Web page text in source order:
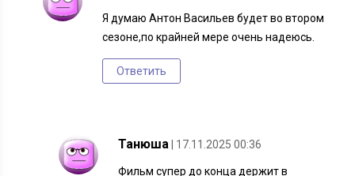
Я думаю Антон Васильев будет во втором
сезоне,по крайней мере очень надеюсь.
Ответить
Танюша | 17.11.2025 00:36
Фильм супер до конца держит в